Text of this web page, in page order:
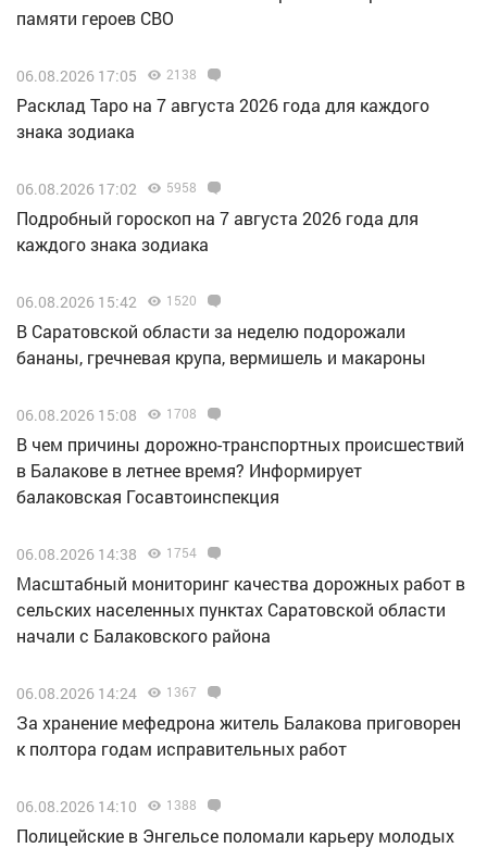
памяти героев СВО
06.08.2026 17:05 2138
Расклад Таро на 7 августа 2026 года для каждого
знака зодиака
06.08.2026 17:02 5958
Подробный гороскоп на 7 августа 2026 года для
каждого знака зодиака
06.08.2026 15:42 1520
В Саратовской области за неделю подорожали
бананы, гречневая крупа, вермишель и макароны
06.08.2026 15:08 1708
В чем причины дорожно-транспортных происшествий
в Балакове в летнее время? Информирует
балаковская Госавтоинспекция
06.08.2026 14:38 1754
Масштабный мониторинг качества дорожных работ в
сельских населенных пунктах Саратовской области
начали с Балаковского района
06.08.2026 14:24 1367
За хранение мефедрона житель Балакова приговорен
к полтора годам исправительных работ
06.08.2026 14:10 1388
Полицейские в Энгельсе поломали карьеру молодых